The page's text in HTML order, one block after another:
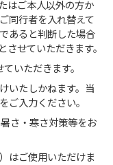
はご本人以外の方か
同行者を入れ替えて
あると判断した場合
せていただきます。
いただきます。
いたしかねます。当
ご入力ください。
さ・寒さ対策等をお
はご使用いただけま